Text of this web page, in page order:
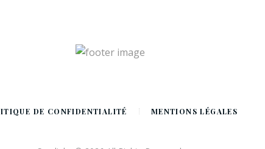
DE CONFIDENTIALITÉ MENTIONS LÉGALES